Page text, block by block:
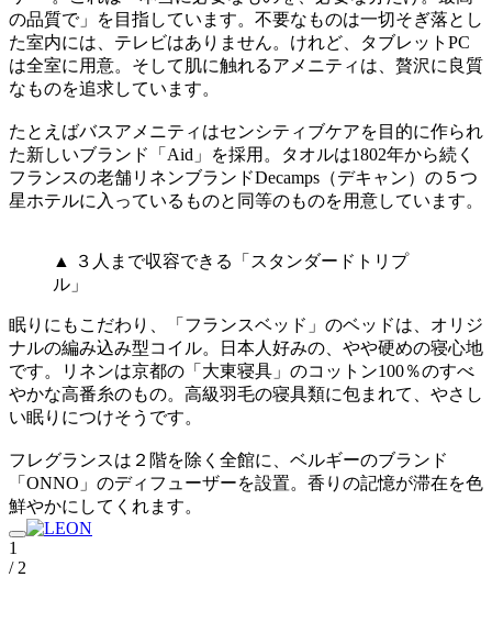
の品質で」を目指しています。不要なものは一切そぎ落とし
た室内には、テレビはありません。けれど、タブレットPC
は全室に用意。そして肌に触れるアメニティは、贅沢に良質
なものを追求しています。
たとえばバスアメニティはセンシティブケアを目的に作られ
た新しいブランド「Aid」を採用。タオルは1802年から続く
フランスの老舗リネンブランドDecamps（デキャン）の５つ
星ホテルに入っているものと同等のものを用意しています。
▲ ３人まで収容できる「スタンダードトリプ
ル」
眠りにもこだわり、「フランスベッド」のベッドは、オリジ
ナルの編み込み型コイル。日本人好みの、やや硬めの寝心地
です。リネンは京都の「大東寝具」のコットン100％のすべ
やかな高番糸のもの。高級羽毛の寝具類に包まれて、やさし
い眠りにつけそうです。
フレグランスは２階を除く全館に、ベルギーのブランド
「ONNO」のディフューザーを設置。香りの記憶が滞在を色
鮮やかにしてくれます。
1
/ 2